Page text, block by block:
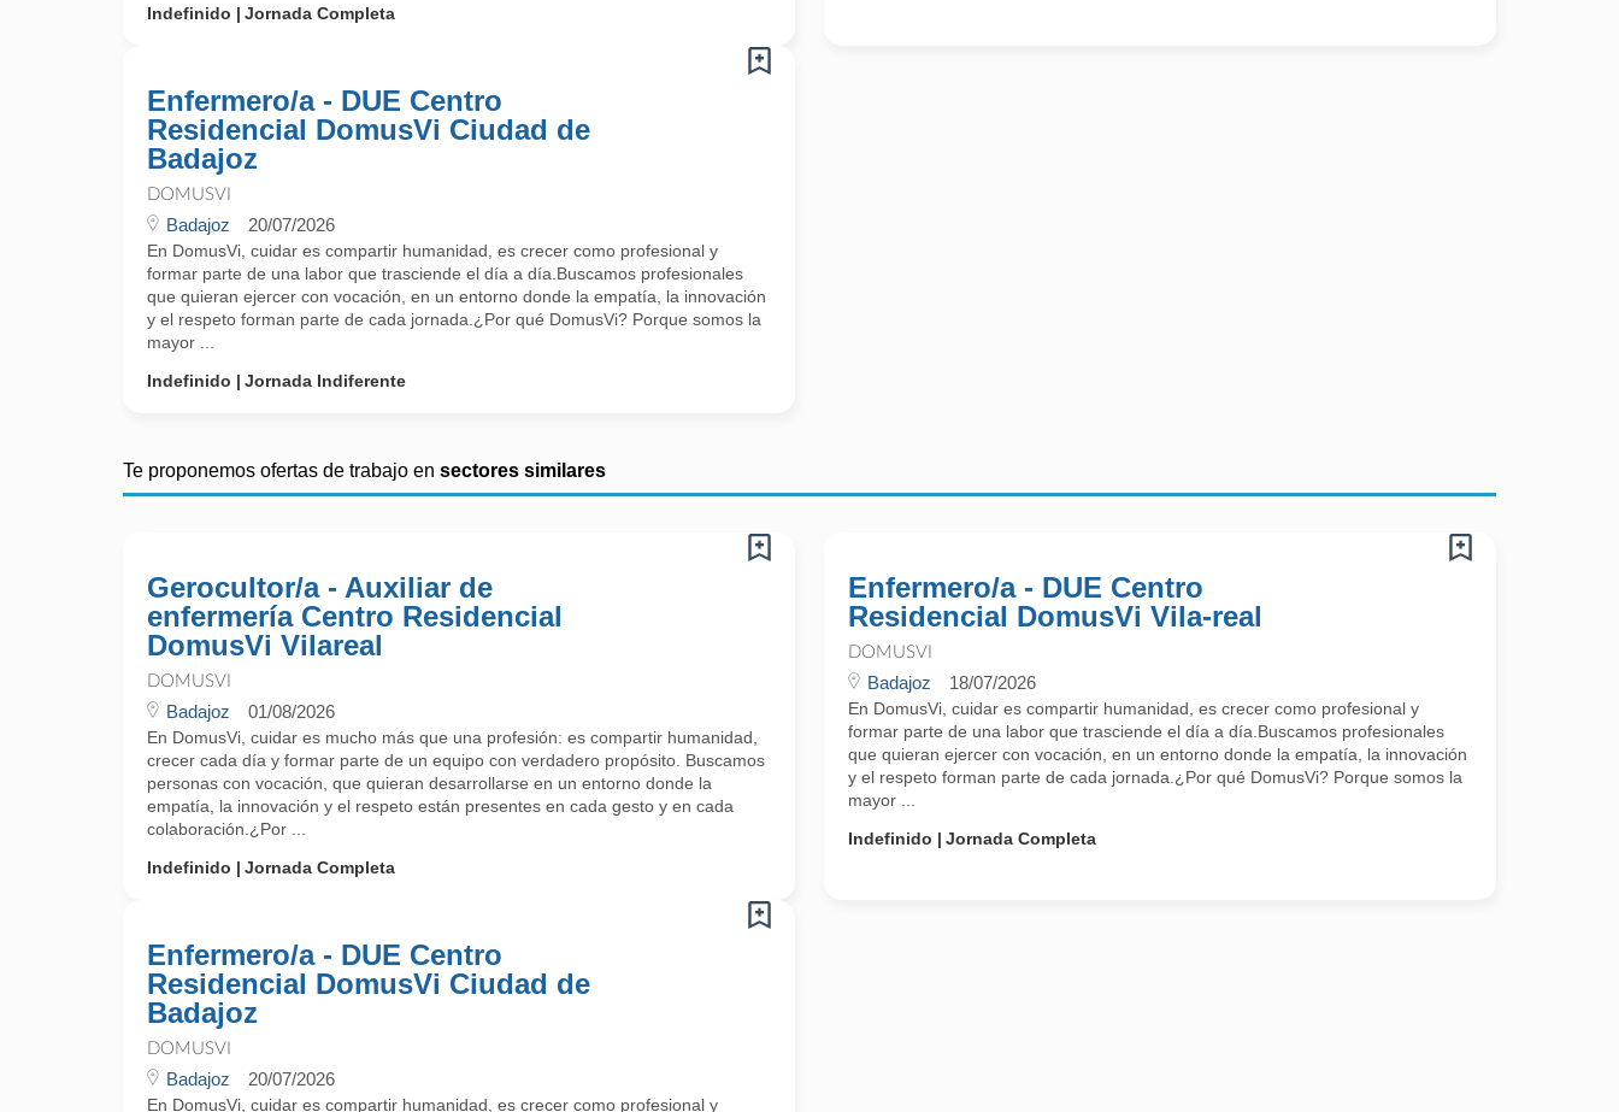
Indefinido
Jornada Completa
Enfermero/a - DUE Centro
Residencial DomusVi Ciudad de
Badajoz
DOMUSVI
Badajoz 20/07/2026
En DomusVi, cuidar es compartir humanidad, es crecer como profesional y
formar parte de una labor que trasciende el día a día.Buscamos profesionales
que quieran ejercer con vocación, en un entorno donde la empatía, la innovación
y el respeto forman parte de cada jornada.¿Por qué DomusVi? Porque somos la
mayor ...
Indefinido
Jornada Indiferente
Te proponemos ofertas de trabajo en sectores similares
Gerocultor/a - Auxiliar de
enfermería Centro Residencial
DomusVi Vilareal
DOMUSVI
Badajoz 01/08/2026
En DomusVi, cuidar es mucho más que una profesión: es compartir humanidad,
crecer cada día y formar parte de un equipo con verdadero propósito. Buscamos
personas con vocación, que quieran desarrollarse en un entorno donde la
empatía, la innovación y el respeto están presentes en cada gesto y en cada
colaboración.¿Por ...
Indefinido
Jornada Completa
Enfermero/a - DUE Centro
Residencial DomusVi Vila-real
DOMUSVI
Badajoz 18/07/2026
En DomusVi, cuidar es compartir humanidad, es crecer como profesional y
formar parte de una labor que trasciende el día a día.Buscamos profesionales
que quieran ejercer con vocación, en un entorno donde la empatía, la innovación
y el respeto forman parte de cada jornada.¿Por qué DomusVi? Porque somos la
mayor ...
Indefinido
Jornada Completa
Enfermero/a - DUE Centro
Residencial DomusVi Ciudad de
Badajoz
DOMUSVI
Badajoz 20/07/2026
En DomusVi, cuidar es compartir humanidad, es crecer como profesional y